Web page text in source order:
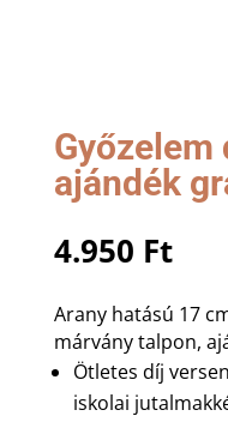
Győzelem
ajándék
4.950 Ft
Arany hatású 17
márvány talpon,
Ötletes díj
iskolai